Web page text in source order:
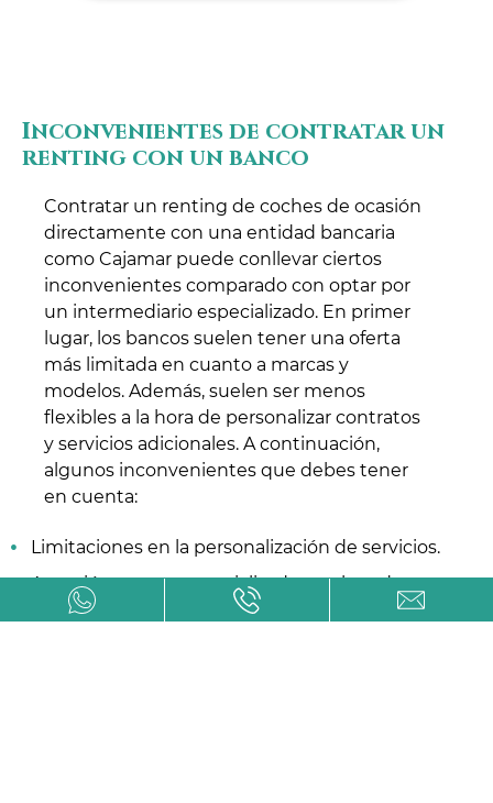
Inconvenientes de contratar un
renting con un banco
Contratar un renting de coches de ocasión
directamente con una entidad bancaria
como Cajamar puede conllevar ciertos
inconvenientes comparado con optar por
un intermediario especializado. En primer
lugar, los bancos suelen tener una oferta
más limitada en cuanto a marcas y
modelos. Además, suelen ser menos
flexibles a la hora de personalizar contratos
y servicios adicionales. A continuación,
algunos inconvenientes que debes tener
en cuenta:
Limitaciones en la personalización de servicios.
Atención menos especializada en el producto
de renting.